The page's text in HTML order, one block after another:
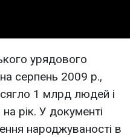
урядового
серпень 2009 р.,
1 млрд людей і
рік. У документі
народжуваності в